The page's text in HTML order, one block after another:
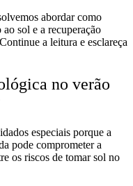
abordar como
sol e a recuperação
a leitura e esclareça
no verão
especiais porque a
pode comprometer a
os riscos de tomar sol no